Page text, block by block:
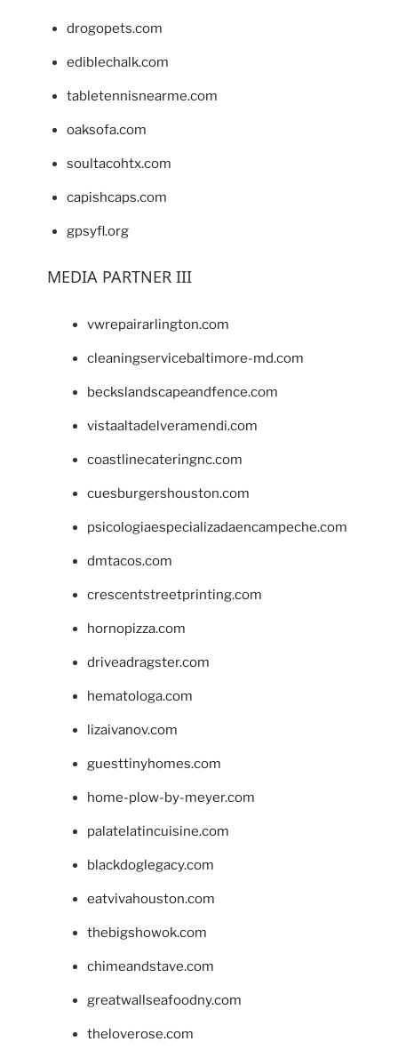
drogopets.com
ediblechalk.com
tabletennisnearme.com
oaksofa.com
soultacohtx.com
capishcaps.com
gpsyfl.org
MEDIA PARTNER III
vwrepairarlington.com
cleaningservicebaltimore-md.com
beckslandscapeandfence.com
vistaaltadelveramendi.com
coastlinecateringnc.com
cuesburgershouston.com
psicologiaespecializadaencampeche.com
dmtacos.com
crescentstreetprinting.com
hornopizza.com
driveadragster.com
hematologa.com
lizaivanov.com
guesttinyhomes.com
home-plow-by-meyer.com
palatelatincuisine.com
blackdoglegacy.com
eatvivahouston.com
thebigshowok.com
chimeandstave.com
greatwallseafoodny.com
theloverose.com